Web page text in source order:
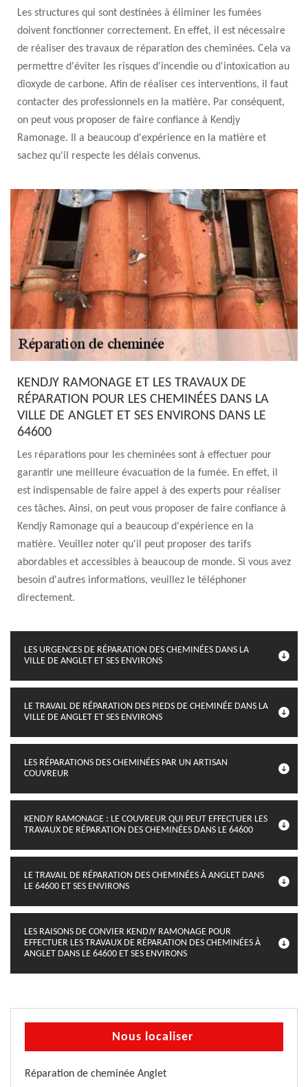
Les structures qui sont destinées à éliminer les fumées
doivent fonctionner correctement. En effet, il est nécessaire
de réaliser des travaux de réparation des cheminées. Cela va
permettre d'éviter les risques d'incendie ou d'intoxication au
dioxyde de carbone. Afin de réaliser ces interventions, il faut
contacter des professionnels en la matière. Par conséquent,
on peut vous proposer de faire confiance à Kendjy
Ramonage. Il a beaucoup d'expérience en la matière et
sachez qu'il respecte les délais convenus.
KENDJY RAMONAGE ET LES TRAVAUX DE
RÉPARATION POUR LES CHEMINÉES DANS LA
VILLE DE ANGLET ET SES ENVIRONS DANS LE
64600
Les réparations pour les cheminées sont à effectuer pour
garantir une meilleure évacuation de la fumée. En effet, il
est indispensable de faire appel à des experts pour réaliser
ces tâches. Ainsi, on peut vous proposer de faire confiance à
Kendjy Ramonage qui a beaucoup d'expérience en la
matière. Veuillez noter qu'il peut proposer des tarifs
abordables et accessibles à beaucoup de monde. Si vous avez
besoin d'autres informations, veuillez le téléphoner
directement.
LES URGENCES DE RÉPARATION DES CHEMINÉES DANS LA
VILLE DE ANGLET ET SES ENVIRONS
LE TRAVAIL DE RÉPARATION DES PIEDS DE CHEMINÉE DANS LA
VILLE DE ANGLET ET SES ENVIRONS
LES RÉPARATIONS DES CHEMINÉES PAR UN ARTISAN
COUVREUR
KENDJY RAMONAGE : LE COUVREUR QUI PEUT EFFECTUER LES
TRAVAUX DE RÉPARATION DES CHEMINÉES DANS LE 64600
LE TRAVAIL DE RÉPARATION DES CHEMINÉES À ANGLET DANS
LE 64600 ET SES ENVIRONS
LES RAISONS DE CONVIER KENDJY RAMONAGE POUR
EFFECTUER LES TRAVAUX DE RÉPARATION DES CHEMINÉES À
ANGLET DANS LE 64600 ET SES ENVIRONS
Nous localiser
Réparation de cheminée Anglet